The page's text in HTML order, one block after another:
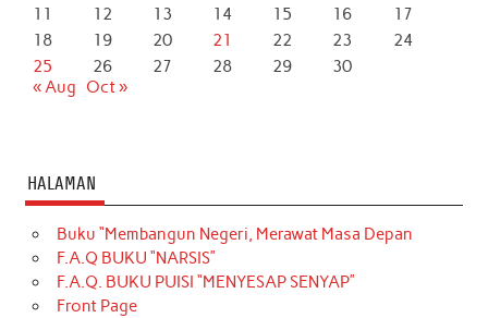
11
12 13 14 15 16
17
18
19 20 21 22 23
24
25
26 27 28 29
30
« Aug
Oct »
HALAMAN
Buku “Membangun Negeri, Merawat Masa Depan
F.A.Q BUKU “NARSIS”
F.A.Q. BUKU PUISI “MENYESAP SENYAP”
Front Page